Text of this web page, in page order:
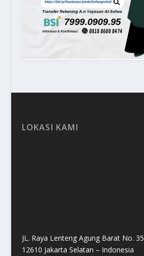
LOKASI KAMI
JL. Raya Lenteng Agung Barat No. 35
12610 Jakarta Selatan – Indonesia